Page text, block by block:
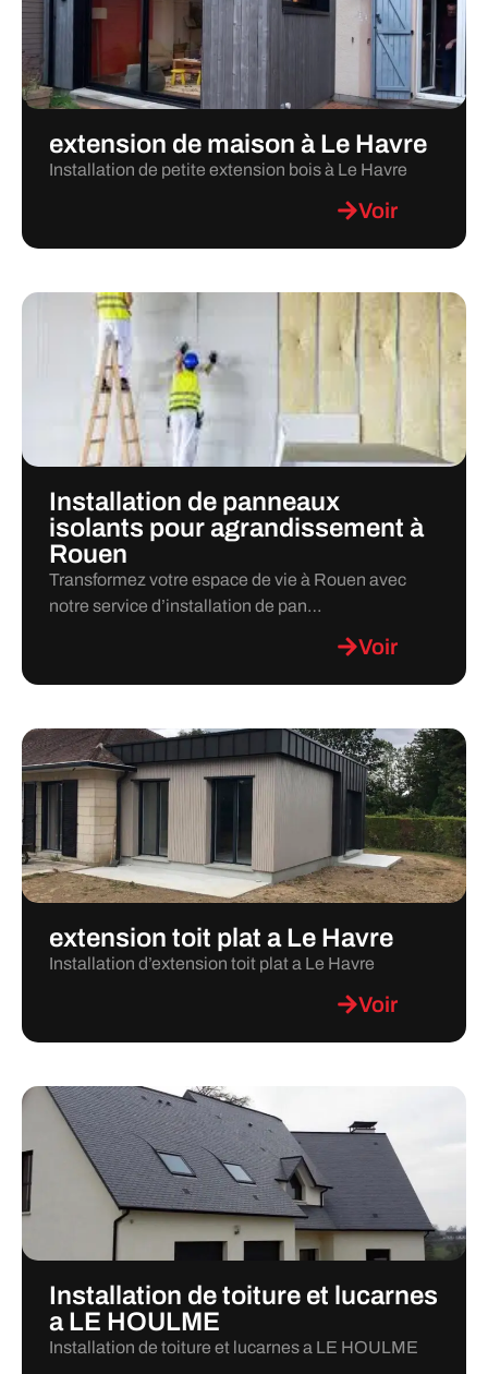
extension de maison à Le Havre
Installation de petite extension bois à Le Havre
Voir
Installation de panneaux
isolants pour agrandissement à
Rouen
Transformez votre espace de vie à Rouen avec
notre service d’installation de pan…
Voir
extension toit plat a Le Havre
Installation d’extension toit plat a Le Havre
Voir
Installation de toiture et lucarnes
a LE HOULME
Installation de toiture et lucarnes a LE HOULME